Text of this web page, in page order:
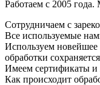
Работаем с 2005
Сотрудничаем с
Все используемые
Используем новейшее
обработки
Имеем сертификаты и
Как происходит